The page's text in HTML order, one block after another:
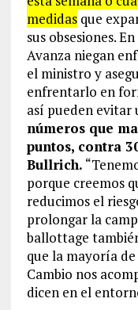
medidasque
sus obsesiones.
Avanza niegan
el ministro y
enfrentarlo en
así pueden evitar
números que
puntos, contra
Bullrich.
porque creemos
reducimos el
prolongar la
ballottage
que la mayoría
Cambio nos
dicen en el